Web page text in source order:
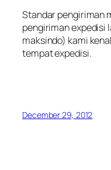
Standar pengiriman
pengiriman expedisi
maksindo) kami
tempat expedisi.
December 29, 2012